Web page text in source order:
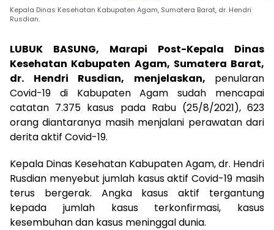
Kepala Dinas Kesehatan Kabupaten Agam, Sumatera Barat, dr. Hendri
Rusdian.
LUBUK BASUNG, Marapi Post-Kepala Dinas
Kesehatan Kabupaten Agam, Sumatera Barat,
dr. Hendri Rusdian, menjelaskan, penularan
Covid-19 di Kabupaten Agam sudah mencapai
catatan 7.375 kasus pada Rabu (25/8/2021), 623
orang diantaranya masih menjalani perawatan dari
derita aktif Covid-19.
Kepala Dinas Kesehatan Kabupaten Agam, dr. Hendri
Rusdian menyebut jumlah kasus aktif Covid-19 masih
terus bergerak. Angka kasus aktif tergantung
kepada jumlah kasus terkonfirmasi, kasus
kesembuhan dan kasus meninggal dunia.